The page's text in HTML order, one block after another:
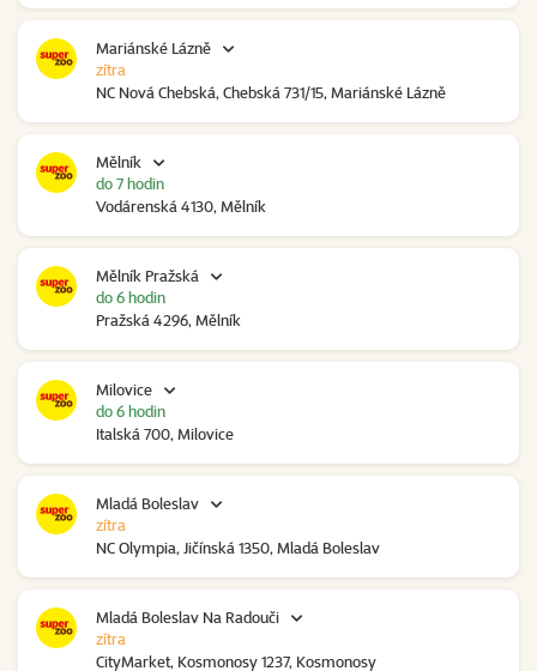
Mariánské Lázně
NC Nová Chebská, Chebská 731/15, Mariánské Lázně
zítra
Mělník
Vodárenská 4130, Mělník
do 7 hodin
Mělník Pražská
Pražská 4296, Mělník
do 6 hodin
Milovice
Italská 700, Milovice
do 6 hodin
Mladá Boleslav
NC Olympia, Jičínská 1350, Mladá Boleslav
zítra
Mladá Boleslav Na Radouči
CityMarket, Kosmonosy 1237, Kosmonosy
zítra